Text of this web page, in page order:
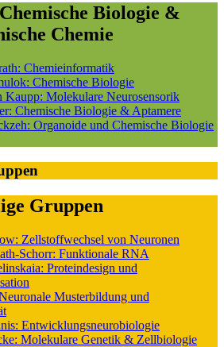
Biologie &
Chemie
Chemieinformatik
Chemische Biologie
Kaupp: Molekulare Neurosensorik
Chemische Biologie & Aptamere
Organoide und Chemische Biologie
Gruppen
Zellstoffwechsel von Neuronen
Schorr: Funktionale RNA
Proteindesign und
Musterbildung und
Entwicklungsneurobiologie
Molekulare Genetik & Zellbiologie